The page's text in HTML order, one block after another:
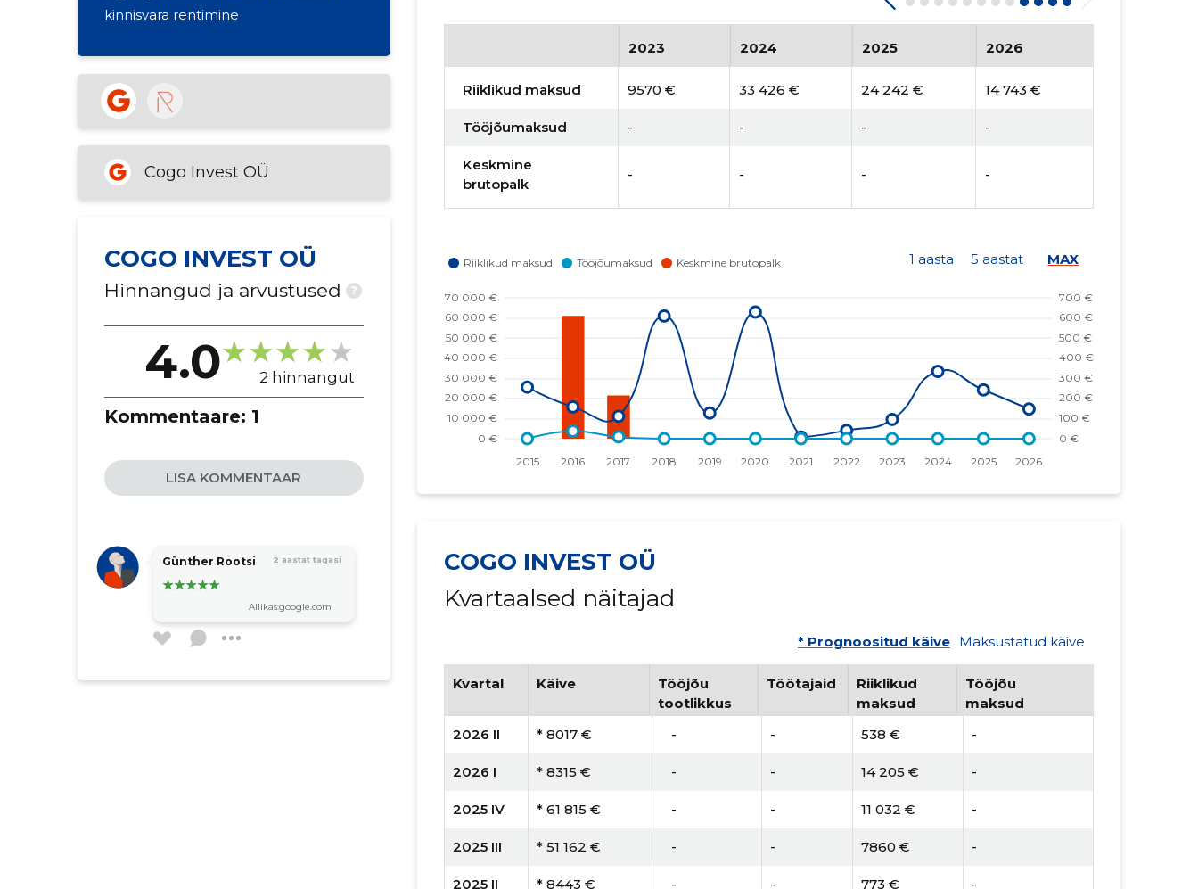
kinnisvara rentimine
Cogo Invest OÜ
COGO INVEST OÜ
Hinnangud ja arvustused ?
4.0 2 hinnangut
Kommentaare: 1
LISA KOMMENTAAR
Günther Rootsi 2 aastat tagasi
Allikas:google.com
2023 2024 2025 2026
Riiklikud maksud 9570 € 33 426 € 24 242 € 14 743 €
Tööjõumaksud - - - -
Keskmine
brutopalk
- - - -
1 aasta 5 aastat MAX
COGO INVEST OÜ
Kvartaalsed näitajad
* Prognoositud käive Maksustatud käive
Kvartal Käive
Tööjõu
tootlikkus
Töötajaid
Riiklikud
maksud
Tööjõu
maksud
2026 II
* 8017 €
   -
- 538 € -
2026 I * 8315 €
   -
- 14 205 € -
2025 IV * 61 815 €
   -
- 11 032 € -
2025 III * 51 162 €
   -
- 7860 € -
2025 II * 8443 €
   -
- 773 € -